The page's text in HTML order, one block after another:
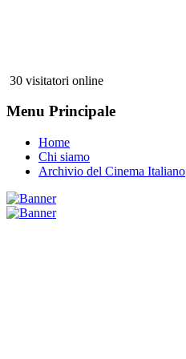
30 visitatori online
Menu Principale
Home
Chi siamo
Archivio del Cinema Italiano